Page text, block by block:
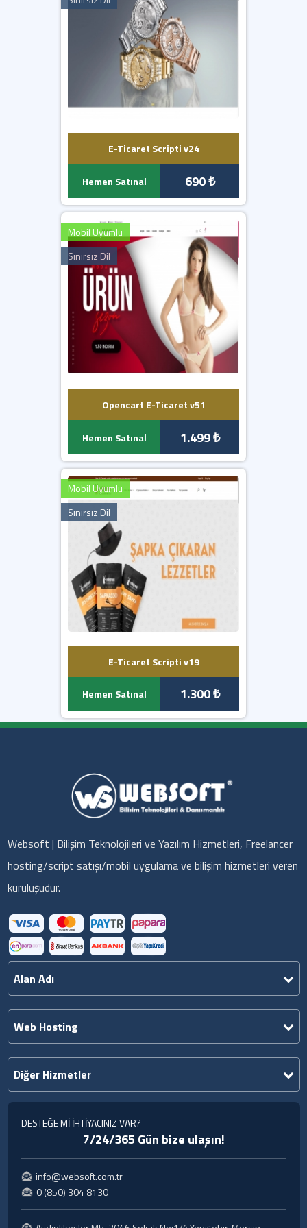
E-Ticaret Scripti v24
Hemen Satınal 690 ₺
Mobil Uyumlu
Sınırsız Dil
Opencart E-Ticaret v51
Hemen Satınal 1.499 ₺
Mobil Uyumlu
Sınırsız Dil
E-Ticaret Scripti v19
Hemen Satınal 1.300 ₺
Websoft | Bilişim Teknolojileri ve Yazılım Hizmetleri, Freelancer
hosting/script satışı/mobil uygulama ve bilişim hizmetleri veren
kuruluşudur.
Alan Adı
Web Hosting
Diğer Hizmetler
DESTEĞE Mİ İHTİYACINIZ VAR?
7/24/365 Gün bize ulaşın!
info@websoft.com.tr
0 (850) 304 8130